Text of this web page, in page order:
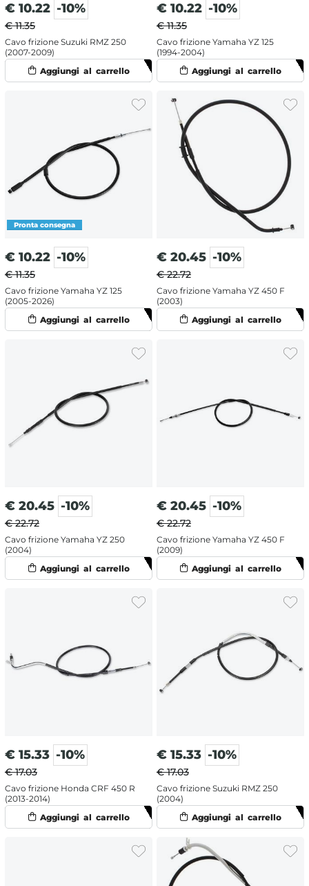
€ 10.22 -10%
€ 11.35
Cavo frizione Suzuki RMZ 250
(2007-2009)
€ 10.22 -10%
€ 11.35
Cavo frizione Yamaha YZ 125
(1994-2004)
€ 10.22 -10%
€ 11.35
Cavo frizione Yamaha YZ 125
(2005-2026)
€ 20.45 -10%
€ 22.72
Cavo frizione Yamaha YZ 450 F
(2003)
€ 20.45 -10%
€ 22.72
Cavo frizione Yamaha YZ 250
(2004)
€ 20.45 -10%
€ 22.72
Cavo frizione Yamaha YZ 450 F
(2009)
€ 15.33 -10%
€ 17.03
Cavo frizione Honda CRF 450 R
(2013-2014)
€ 15.33 -10%
€ 17.03
Cavo frizione Suzuki RMZ 250
(2004)